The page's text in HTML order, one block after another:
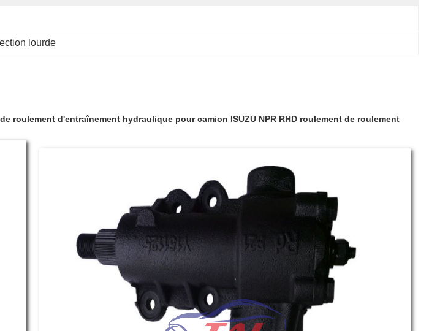
lourde
roulement d'entraînement hydraulique pour camion ISUZU NPR RHD roulement de roulement